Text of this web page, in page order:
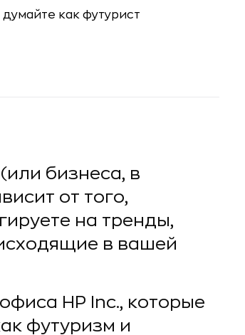
бизнеса, в
от того,
на тренды,
в вашей
HP Inc., которые
футуризм и